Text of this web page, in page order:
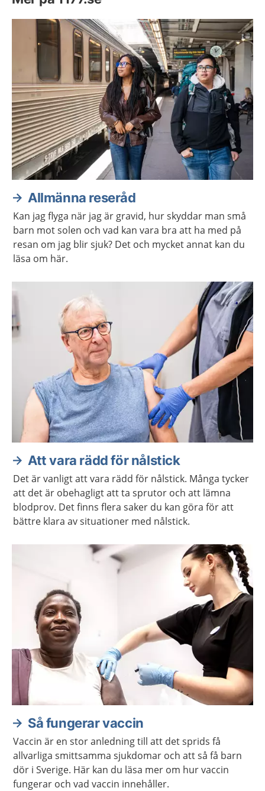
Allmänna reseråd
Kan jag flyga när jag är gravid, hur skyddar man små
barn mot solen och vad kan vara bra att ha med på
resan om jag blir sjuk? Det och mycket annat kan du
läsa om här.
Att vara rädd för nålstick
Det är vanligt att vara rädd för nålstick. Många tycker
att det är obehagligt att ta sprutor och att lämna
blodprov. Det finns flera saker du kan göra för att
bättre klara av situationer med nålstick.
Så fungerar vaccin
Vaccin är en stor anledning till att det sprids få
allvarliga smittsamma sjukdomar och att så få barn
dör i Sverige. Här kan du läsa mer om hur vaccin
fungerar och vad vaccin innehåller.